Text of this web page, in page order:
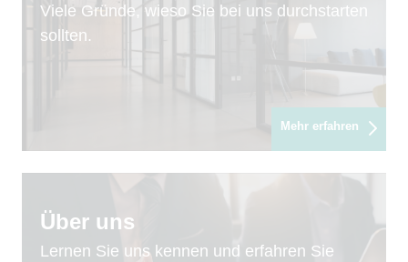
Viele Gründe, wieso Sie bei uns durchstarten
sollten.
Mehr erfahren
Über uns
Lernen Sie uns kennen und erfahren Sie